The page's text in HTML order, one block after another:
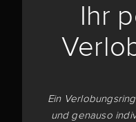
Ihr
Ein
und genauso